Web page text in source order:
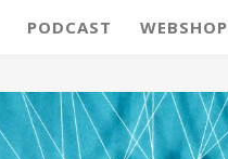
PODCAST WEBSHOP